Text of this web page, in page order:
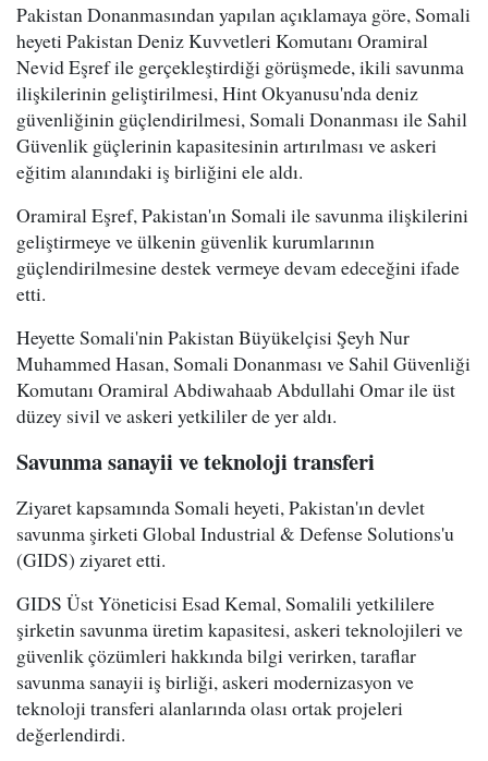
Pakistan Donanmasından yapılan açıklamaya göre, Somali
heyeti Pakistan Deniz Kuvvetleri Komutanı Oramiral
Nevid Eşref ile gerçekleştirdiği görüşmede, ikili savunma
ilişkilerinin geliştirilmesi, Hint Okyanusu'nda deniz
güvenliğinin güçlendirilmesi, Somali Donanması ile Sahil
Güvenlik güçlerinin kapasitesinin artırılması ve askeri
eğitim alanındaki iş birliğini ele aldı.
Oramiral Eşref, Pakistan'ın Somali ile savunma ilişkilerini
geliştirmeye ve ülkenin güvenlik kurumlarının
güçlendirilmesine destek vermeye devam edeceğini ifade
etti.
Heyette Somali'nin Pakistan Büyükelçisi Şeyh Nur
Muhammed Hasan, Somali Donanması ve Sahil Güvenliği
Komutanı Oramiral Abdiwahaab Abdullahi Omar ile üst
düzey sivil ve askeri yetkililer de yer aldı.
Savunma sanayii ve teknoloji transferi
Ziyaret kapsamında Somali heyeti, Pakistan'ın devlet
savunma şirketi Global Industrial & Defense Solutions'u
(GIDS) ziyaret etti.
GIDS Üst Yöneticisi Esad Kemal, Somalili yetkililere
şirketin savunma üretim kapasitesi, askeri teknolojileri ve
güvenlik çözümleri hakkında bilgi verirken, taraflar
savunma sanayii iş birliği, askeri modernizasyon ve
teknoloji transferi alanlarında olası ortak projeleri
değerlendirdi.